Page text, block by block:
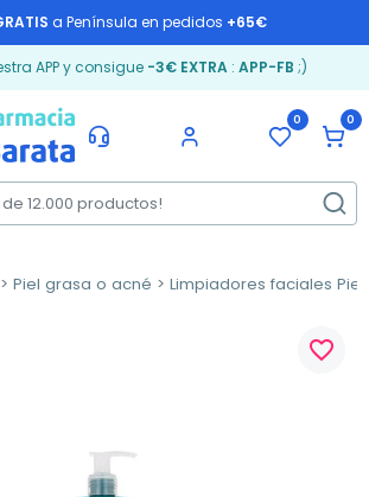
a Península en pedidos +65€
APP y consigue -3€ EXTRA: APP-FB ;)
0 0
Piel grasa o acné Limpiadores faciales
favorite_border